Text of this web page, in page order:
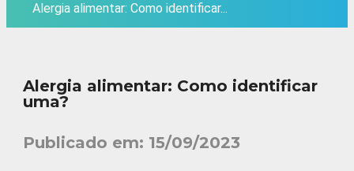
Alergia alimentar: Como identificar...
Alergia alimentar: Como identificar
uma?
Publicado em: 15/09/2023